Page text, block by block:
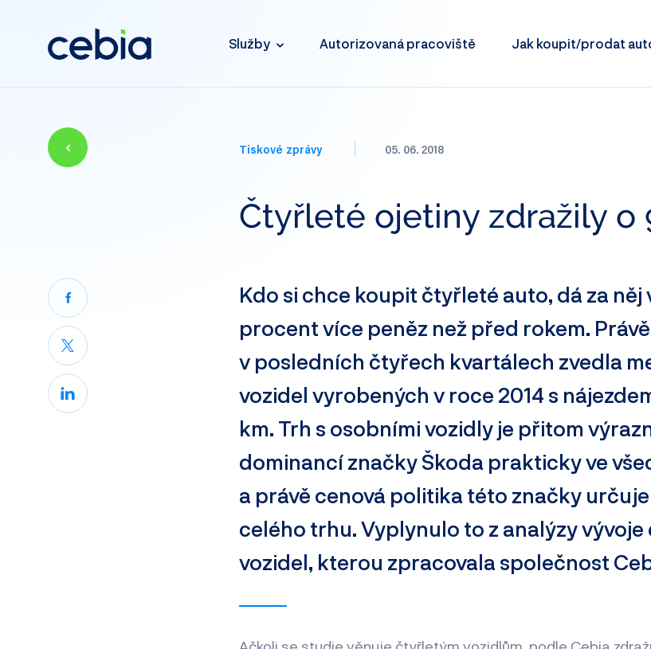
Služby Autorizovaná pracoviště Jak koupit/prodat
Čtyřleté ojetiny zdražily o
Tiskové zprávy 05. 06. 2018
Kdo si chce koupit čtyřleté auto, dá za něj
procent více peněz než před rokem.
v posledních čtyřech kvartálech zvedla
vozidel vyrobených v roce 2014 s
km. Trh s osobními vozidly je přitom
dominancí značky Škoda prakticky ve
a právě cenová politika této značky
celého trhu. Vyplynulo to z analýzy vývoje
vozidel, kterou zpracovala společnost